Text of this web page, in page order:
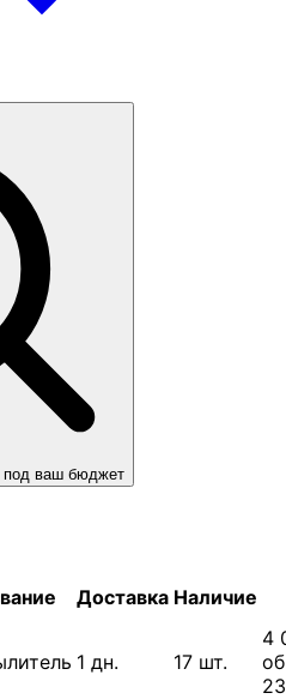
под ваш бюджет
Доставка Наличие
1 дн. 17 шт.
4